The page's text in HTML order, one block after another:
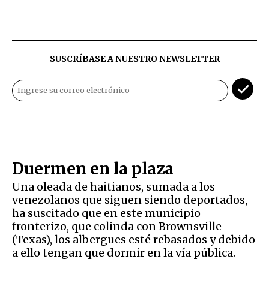
SUSCRÍBASE A NUESTRO NEWSLETTER
Duermen en la plaza
Una oleada de haitianos, sumada a los
venezolanos que siguen siendo deportados,
ha suscitado que en este municipio
fronterizo, que colinda con Brownsville
(Texas), los albergues esté rebasados y debido
a ello tengan que dormir en la vía pública.